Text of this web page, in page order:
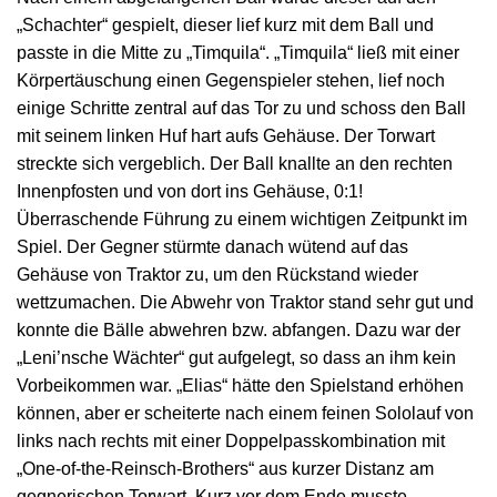
„Schachter“ gespielt, dieser lief kurz mit dem Ball und
passte in die Mitte zu „Timquila“. „Timquila“ ließ mit einer
Körpertäuschung einen Gegenspieler stehen, lief noch
einige Schritte zentral auf das Tor zu und schoss den Ball
mit seinem linken Huf hart aufs Gehäuse. Der Torwart
streckte sich vergeblich. Der Ball knallte an den rechten
Innenpfosten und von dort ins Gehäuse, 0:1!
Überraschende Führung zu einem wichtigen Zeitpunkt im
Spiel. Der Gegner stürmte danach wütend auf das
Gehäuse von Traktor zu, um den Rückstand wieder
wettzumachen. Die Abwehr von Traktor stand sehr gut und
konnte die Bälle abwehren bzw. abfangen. Dazu war der
„Leni’nsche Wächter“ gut aufgelegt, so dass an ihm kein
Vorbeikommen war. „Elias“ hätte den Spielstand erhöhen
können, aber er scheiterte nach einem feinen Sololauf von
links nach rechts mit einer Doppelpasskombination mit
„One-of-the-Reinsch-Brothers“ aus kurzer Distanz am